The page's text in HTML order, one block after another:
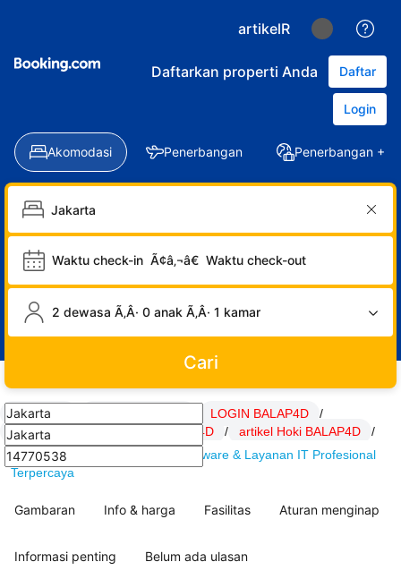
artikelR
Daftarkan properti Anda Daftar
Login
Akomodasi Penerbangan Penerbangan +
Waktu check-in Ã¢â‚¬â€ Waktu check-out
2 dewasa Ã‚Â· 0 anak Ã‚Â· 1 kamar
Cari
BALAP4D LOGIN BALAP4D
/
Link BALAP4D
SITUS BALAP4D / artikel Hoki BALAP4D
/
BALAP4D : DSSoft.net Solusi Software & Layanan IT Profesional
Terpercaya
Gambaran Info & harga Fasilitas Aturan menginap
Informasi penting Belum ada ulasan